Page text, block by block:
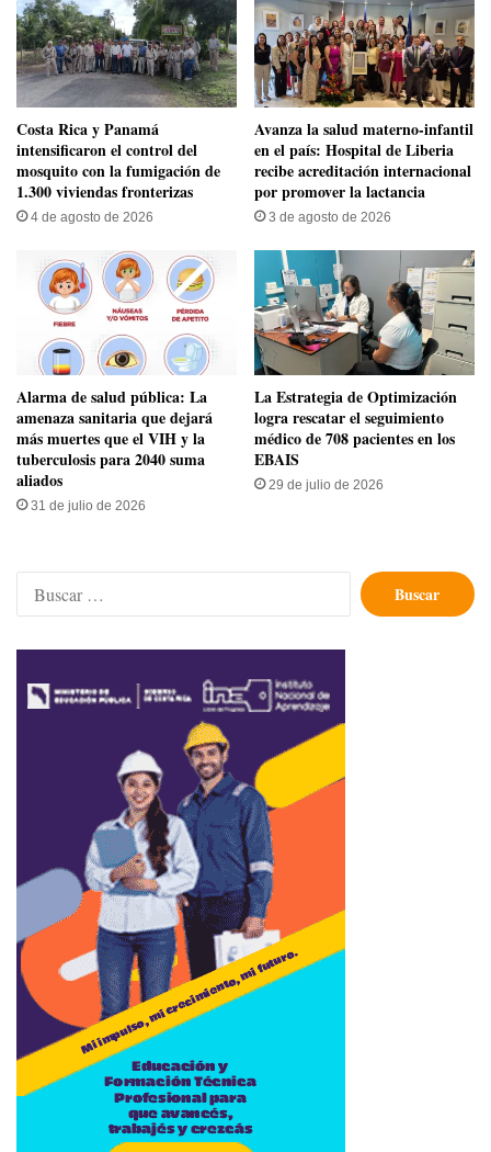
Costa Rica y Panamá
intensificaron el control del
mosquito con la fumigación de
1.300 viviendas fronterizas
4 de agosto de 2026
Avanza la salud materno-infantil
en el país: Hospital de Liberia
recibe acreditación internacional
por promover la lactancia
3 de agosto de 2026
​Alarma de salud pública: La
amenaza sanitaria que dejará
más muertes que el VIH y la
tuberculosis para 2040 suma
aliados
31 de julio de 2026
La Estrategia de Optimización
logra rescatar el seguimiento
médico de 708 pacientes en los
EBAIS
29 de julio de 2026
Buscar: